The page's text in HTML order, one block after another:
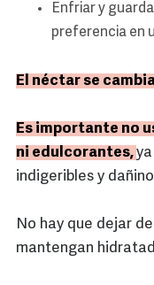
Enfriar y
preferencia en
El néctar se
Es importante no
ni edulcorantes,
indigeribles y
No hay que dejar
mantengan